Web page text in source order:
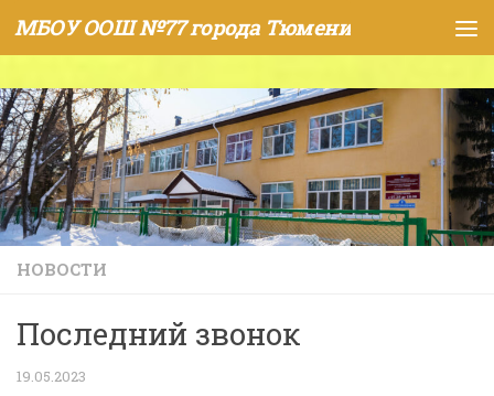
Skip to content
МБОУ ООШ №77 города Тюмени
НОВОСТИ
Последний звонок
19.05.2023